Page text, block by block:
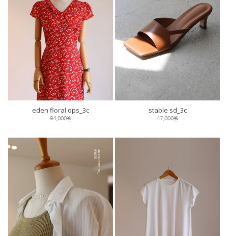
eden floral ops_3c
94,000원
stable sd_3c
47,000원